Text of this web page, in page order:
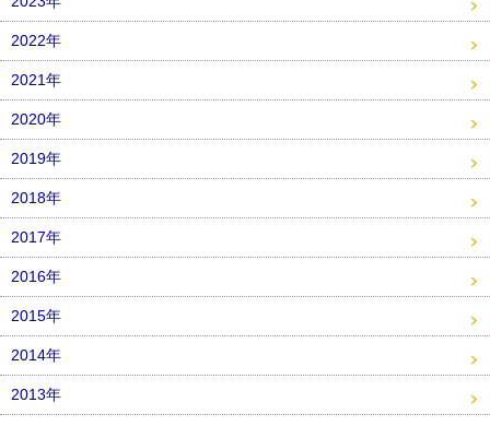
2022年
2021年
2020年
2019年
2018年
2017年
2016年
2015年
2014年
2013年